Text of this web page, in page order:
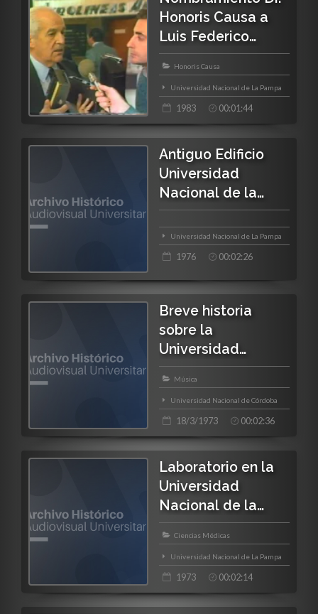
Honoris Causa a
Luis Federico
Leloir
Honoris Causa
Universidad Nacional de La Pampa
1983 00:01:44
Antiguo Edificio
Universidad
Nacional de la
Pampa
Universidad Nacional de La Pampa
1976 00:02:26
Breve historia
sobre la
Universidad
Nacional de
Córdoba
Música
Universidad Nacional de Córdoba
18/3/1973 00:02:36
Laboratorio en la
Universidad
Nacional de la
Pampa
Ciencias Médicas
Universidad Nacional de La Pampa
1973 00:02:14